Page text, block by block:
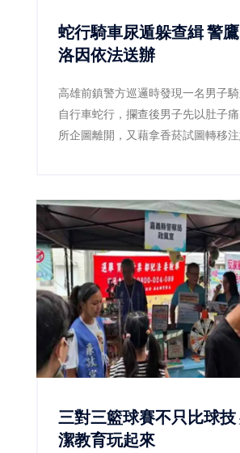
蛇行騎車尿遁躲查緝 警鷹眼查獲海
洛因依法送辦
高雄前鎮警方巡邏時發現一名男子
自行車蛇行，攔查後男子先以肚子
所企圖離開，又藉拿香菸試圖轉移
三對三籃球賽不只比球技 嘉警把廉
潔教育玩起來